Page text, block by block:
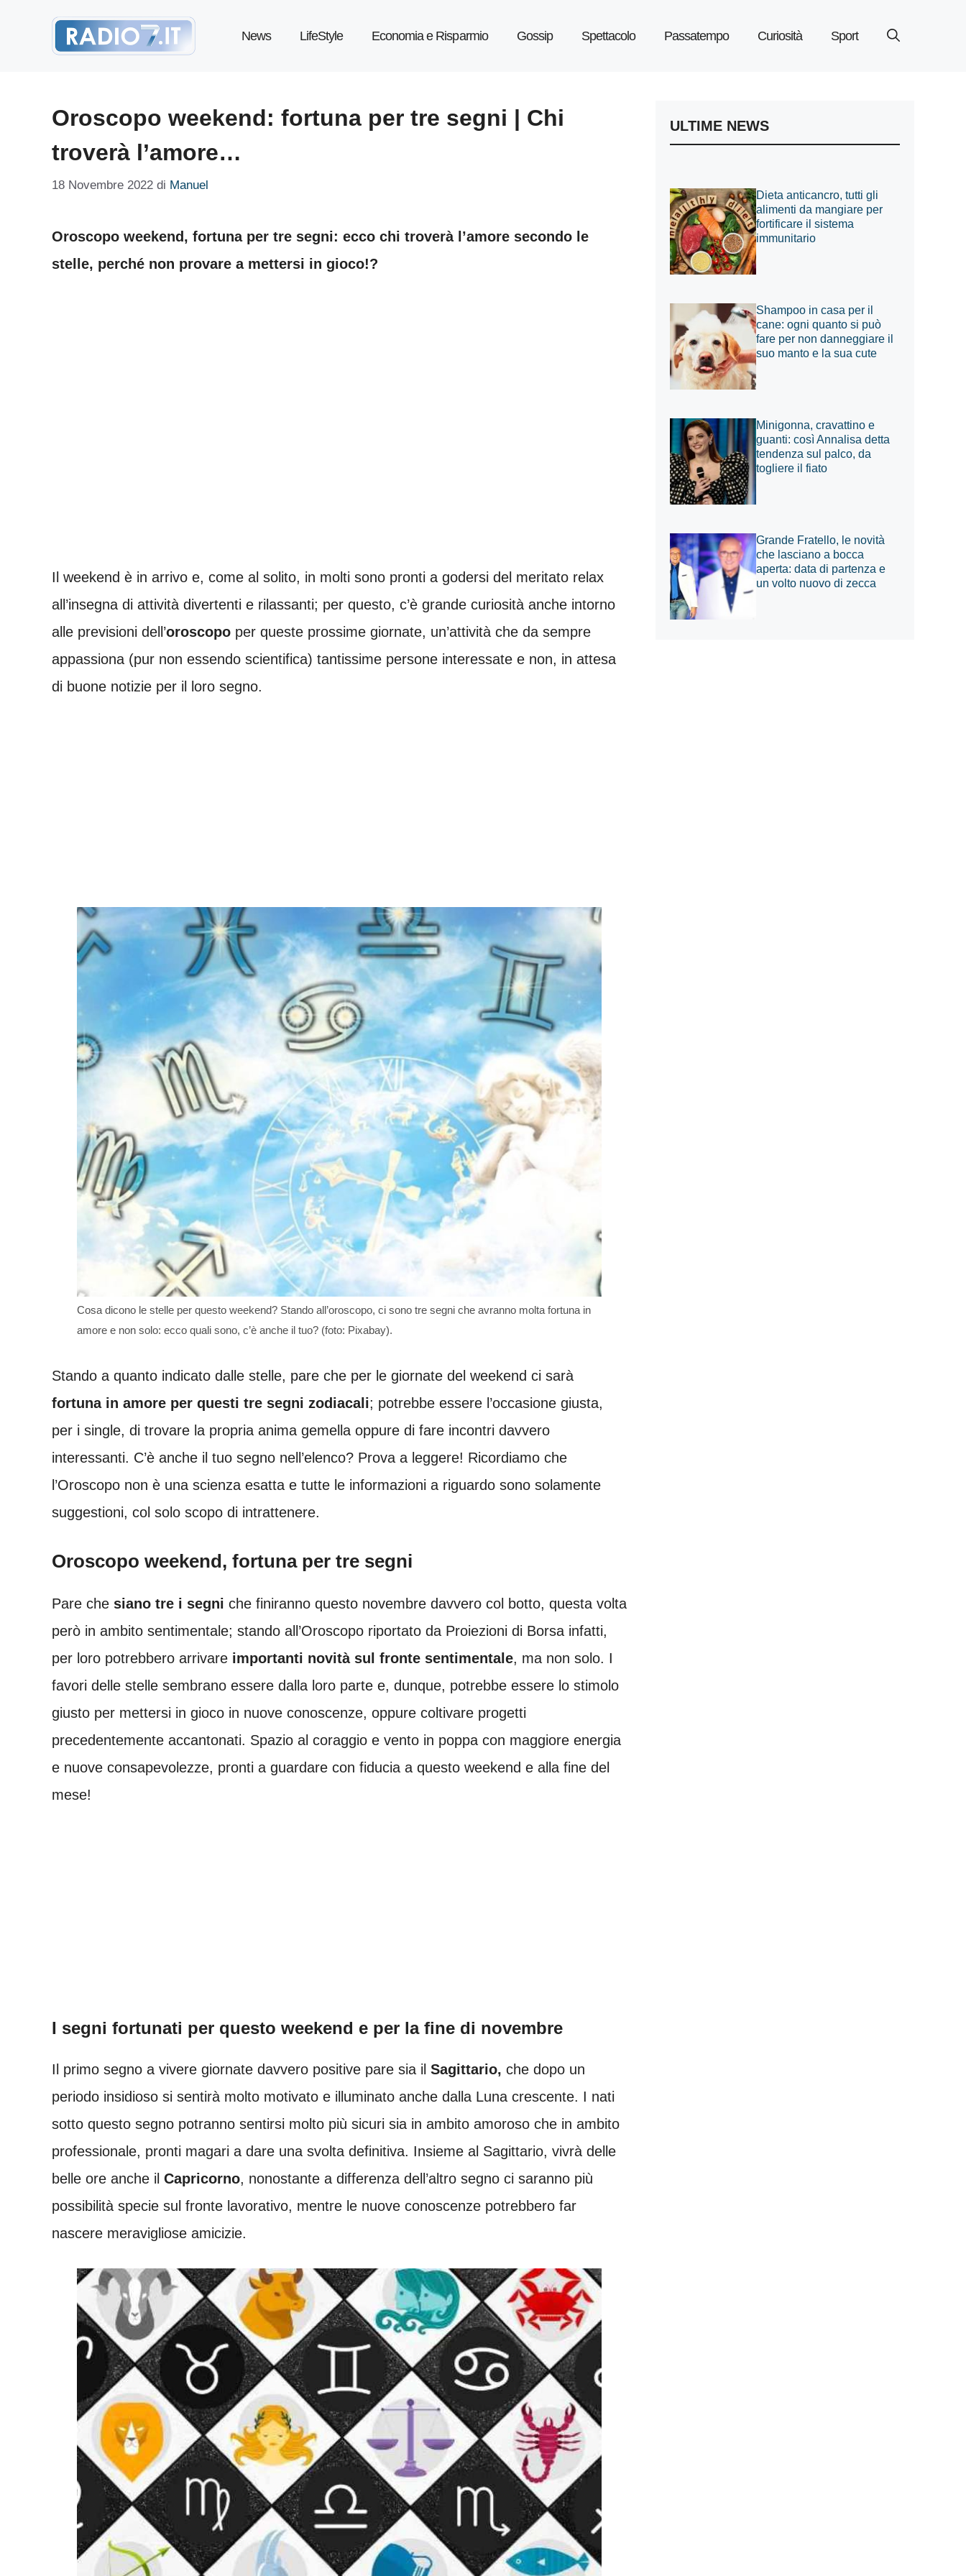
News LifeStyle Economia e Risparmio Gossip Spettacolo Passatempo Curiosità Sport
Oroscopo weekend: fortuna per tre segni | Chi
troverà l’amore…
18 Novembre 2022 di Manuel
Oroscopo weekend, fortuna per tre segni: ecco chi troverà l’amore secondo le
stelle, perché non provare a mettersi in gioco!?
Il weekend è in arrivo e, come al solito, in molti sono pronti a godersi del meritato relax
all’insegna di attività divertenti e rilassanti; per questo, c’è grande curiosità anche intorno
alle previsioni dell’oroscopo per queste prossime giornate, un’attività che da sempre
appassiona (pur non essendo scientifica) tantissime persone interessate e non, in attesa
di buone notizie per il loro segno.
Cosa dicono le stelle per questo weekend? Stando all’oroscopo, ci sono tre segni che avranno molta fortuna in
amore e non solo: ecco quali sono, c’è anche il tuo? (foto: Pixabay).
Stando a quanto indicato dalle stelle, pare che per le giornate del weekend ci sarà
fortuna in amore per questi tre segni zodiacali; potrebbe essere l’occasione giusta,
per i single, di trovare la propria anima gemella oppure di fare incontri davvero
interessanti. C’è anche il tuo segno nell’elenco? Prova a leggere! Ricordiamo che
l’Oroscopo non è una scienza esatta e tutte le informazioni a riguardo sono solamente
suggestioni, col solo scopo di intrattenere.
Oroscopo weekend, fortuna per tre segni
Pare che siano tre i segni che finiranno questo novembre davvero col botto, questa volta
però in ambito sentimentale; stando all’Oroscopo riportato da Proiezioni di Borsa infatti,
per loro potrebbero arrivare importanti novità sul fronte sentimentale, ma non solo. I
favori delle stelle sembrano essere dalla loro parte e, dunque, potrebbe essere lo stimolo
giusto per mettersi in gioco in nuove conoscenze, oppure coltivare progetti
precedentemente accantonati. Spazio al coraggio e vento in poppa con maggiore energia
e nuove consapevolezze, pronti a guardare con fiducia a questo weekend e alla fine del
mese!
I segni fortunati per questo weekend e per la fine di novembre
Il primo segno a vivere giornate davvero positive pare sia il Sagittario, che dopo un
periodo insidioso si sentirà molto motivato e illuminato anche dalla Luna crescente. I nati
sotto questo segno potranno sentirsi molto più sicuri sia in ambito amoroso che in ambito
professionale, pronti magari a dare una svolta definitiva. Insieme al Sagittario, vivrà delle
belle ore anche il Capricorno, nonostante a differenza dell’altro segno ci saranno più
possibilità specie sul fronte lavorativo, mentre le nuove conoscenze potrebbero far
nascere meravigliose amicizie.
ULTIME NEWS
Dieta anticancro, tutti gli
alimenti da mangiare per
fortificare il sistema
immunitario
Shampoo in casa per il
cane: ogni quanto si può
fare per non danneggiare il
suo manto e la sua cute
Minigonna, cravattino e
guanti: così Annalisa detta
tendenza sul palco, da
togliere il fiato
Grande Fratello, le novità
che lasciano a bocca
aperta: data di partenza e
un volto nuovo di zecca